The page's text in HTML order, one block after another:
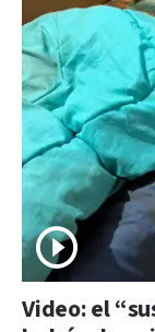
Video: el